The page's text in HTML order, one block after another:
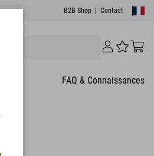
B2B Shop Contact
FAQ & Connaissances